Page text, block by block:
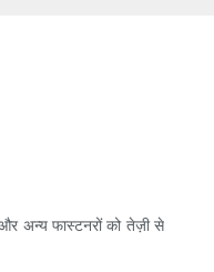
अन्य फास्टनरों को तेज़ी से